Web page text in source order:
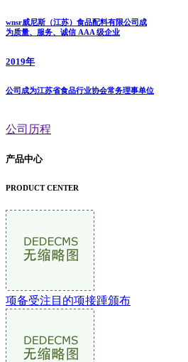
wnsr威尼斯（江苏）食品配料有限公司成
为质量、服务、诚信 AAA 级企业
2019年
公司成为江苏省食品行业协会常务理事单位
公司历程
产品中心
PRODUCT CENTER
项备受注目的项接踵颁布